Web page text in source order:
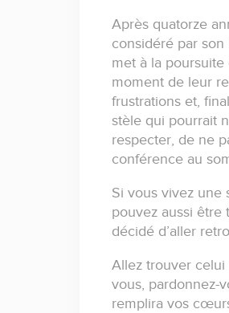
Après quatorze
considéré par son
met à la
moment de leur
frustrations et,
stèle qui pourrait
respecter, de ne
conférence au
Si vous vivez une
pouvez aussi être
décidé d’aller
Allez trouver celui
vous, pardonnez-
remplira vos